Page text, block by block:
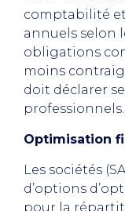
comptabilité
annuels selon
obligations
moins
doit déclarer
professionnels.
Optimisation
Les sociétés
d’options
pour la